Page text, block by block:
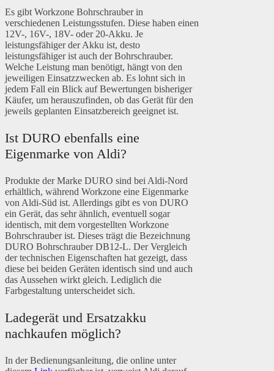
Es gibt Workzone Bohrschrauber in
verschiedenen Leistungsstufen. Diese haben einen
12V-, 16V-, 18V- oder 20-Akku. Je
leistungsfähiger der Akku ist, desto
leistungsfähiger ist auch der Bohrschrauber.
Welche Leistung man benötigt, hängt von den
jeweiligen Einsatzzwecken ab. Es lohnt sich in
jedem Fall ein Blick auf Bewertungen bisheriger
Käufer, um herauszufinden, ob das Gerät für den
jeweils geplanten Einsatzbereich geeignet ist.
Ist DURO ebenfalls eine
Eigenmarke von Aldi?
Produkte der Marke DURO sind bei Aldi-Nord
erhältlich, während Workzone eine Eigenmarke
von Aldi-Süd ist. Allerdings gibt es von DURO
ein Gerät, das sehr ähnlich, eventuell sogar
identisch, mit dem vorgestellten Workzone
Bohrschrauber ist. Dieses trägt die Bezeichnung
DURO Bohrschrauber DB12-L. Der Vergleich
der technischen Eigenschaften hat gezeigt, dass
diese bei beiden Geräten identisch sind und auch
das Aussehen wirkt gleich. Lediglich die
Farbgestaltung unterscheidet sich.
Ladegerät und Ersatzakku
nachkaufen möglich?
In der Bedienungsanleitung, die online unter